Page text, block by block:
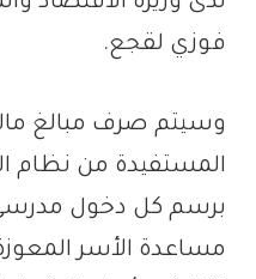
فوزي لقجع.
وسيتم صرف مبالغ
المستفيدة من نظام
برسم كل دخول
مساعدة الأسر